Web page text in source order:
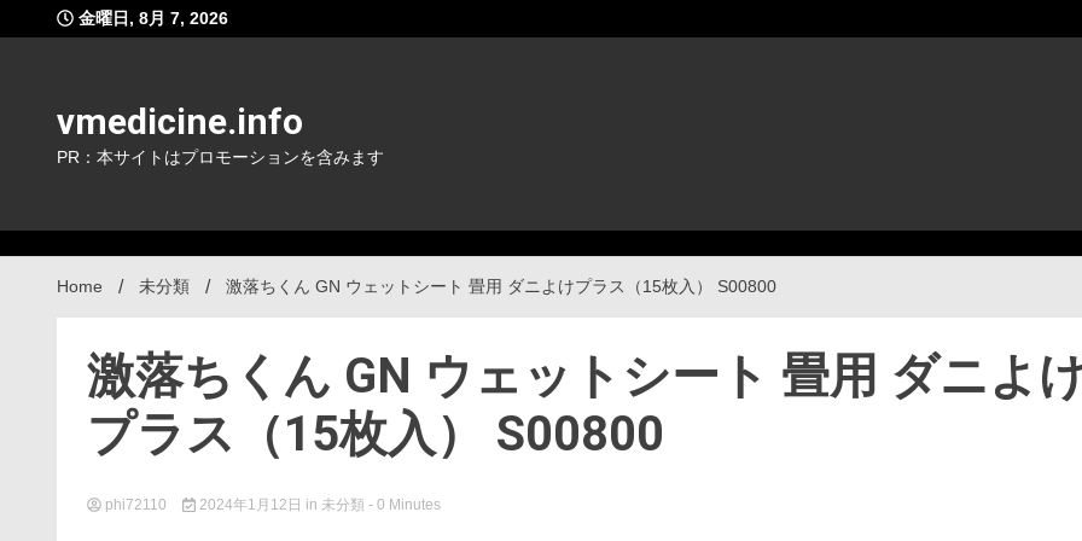
to
金曜日, 8月 7, 2026
vmedicine.info
PR：本サイトはプロモーションを含みます
Home 未分類 激落ちくん GN ウェットシート 畳用 ダニよけプラス（15枚入） S00800
激落ちくん GN ウェットシート 畳用 ダニよ
プラス（15枚入） S00800
phi72110 2024年1月12日 in 未分類 - 0 Minutes